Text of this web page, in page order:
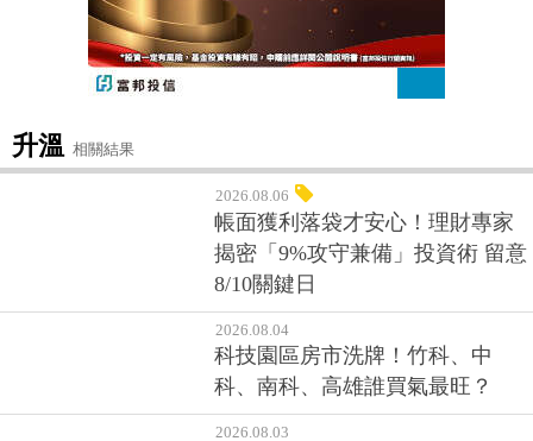
升溫 相關結果
2026.08.06
帳面獲利落袋才安心！理財專家
揭密「9%攻守兼備」投資術 留意
8/10關鍵日
2026.08.04
科技園區房市洗牌！竹科、中
科、南科、高雄誰買氣最旺？
2026.08.03